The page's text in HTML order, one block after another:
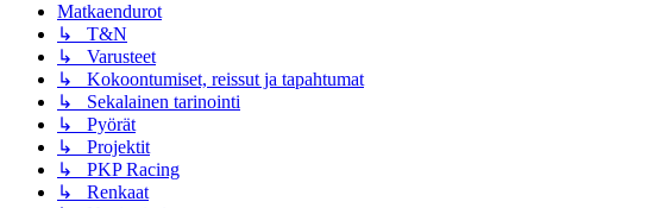
Matkaendurot
↳ T&N
↳ Varusteet
↳ Kokoontumiset, reissut ja tapahtumat
↳ Sekalainen tarinointi
↳ Pyörät
↳ Projektit
↳ PKP Racing
↳ Renkaat